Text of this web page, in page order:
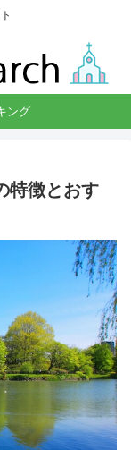
ング
特徴とおす